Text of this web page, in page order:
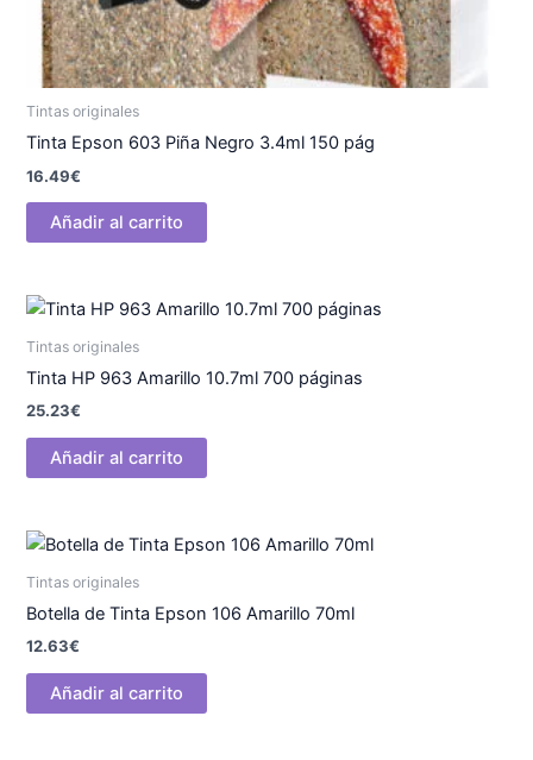
Tintas originales
Tinta Epson 603 Piña Negro 3.4ml 150 pág
16.49€
Añadir al carrito
Tintas originales
Tinta HP 963 Amarillo 10.7ml 700 páginas
25.23€
Añadir al carrito
Tintas originales
Botella de Tinta Epson 106 Amarillo 70ml
12.63€
Añadir al carrito